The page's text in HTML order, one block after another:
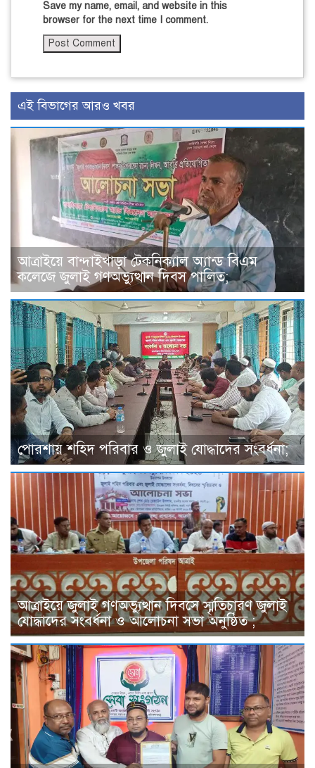
Save my name, email, and website in this
browser for the next time I comment.
এই বিভাগের আরও খবর
আত্রাইয়ে বান্দাইখাড়া টেকনিক্যাল অ্যান্ড বিএম
কলেজে জুলাই গণঅভ্যুত্থান দিবস পালিত;
পোরশায় শহিদ পরিবার ও জুলাই যোদ্ধাদের সংবর্ধনা;
আত্রাইয়ে জুলাই গণঅভ্যুত্থান দিবসে স্মৃতিচারণ জুলাই
যোদ্ধাদের সংবর্ধনা ও আলোচনা সভা অনুষ্ঠিত ;